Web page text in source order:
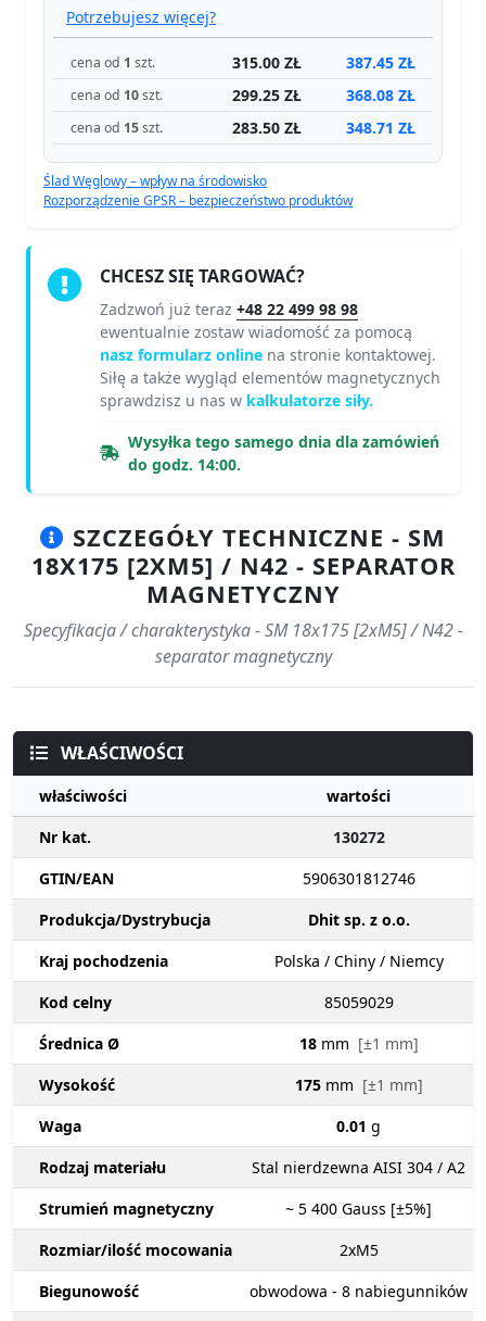
Potrzebujesz więcej?
cena od 1 szt. 315.00 ZŁ 387.45 ZŁ
cena od 10szt. 299.25 ZŁ 368.08 ZŁ
cena od 15szt. 283.50 ZŁ 348.71 ZŁ
Ślad Węglowy – wpływ na środowisko
Rozporządzenie GPSR – bezpieczeństwo produktów
CHCESZ SIĘ TARGOWAĆ?
Zadzwoń już teraz +48 22 499 98 98
ewentualnie zostaw wiadomość za pomocą
nasz formularz online na stronie kontaktowej.
Siłę a także wygląd elementów magnetycznych
sprawdzisz u nas w kalkulatorze siły.
Wysyłka tego samego dnia dla zamówień
do godz. 14:00.
SZCZEGÓŁY TECHNICZNE - SM
18X175 [2XM5] / N42 - SEPARATOR
MAGNETYCZNY
Specyfikacja / charakterystyka - SM 18x175 [2xM5] / N42 -
separator magnetyczny
WŁAŚCIWOŚCI
właściwości
wartości
Nr kat.
130272
GTIN/EAN
5906301812746
Produkcja/Dystrybucja
Dhit sp. z o.o.
Kraj pochodzenia
Polska / Chiny / Niemcy
Kod celny
85059029
Średnica Ø
18 mm [±1 mm]
Wysokość
175 mm [±1 mm]
Waga
0.01 g
Rodzaj materiału
Stal nierdzewna AISI 304 / A2
Strumień magnetyczny
~ 5 400 Gauss [±5%]
Rozmiar/ilość mocowania
2xM5
Biegunowość
obwodowa - 8 nabiegunników